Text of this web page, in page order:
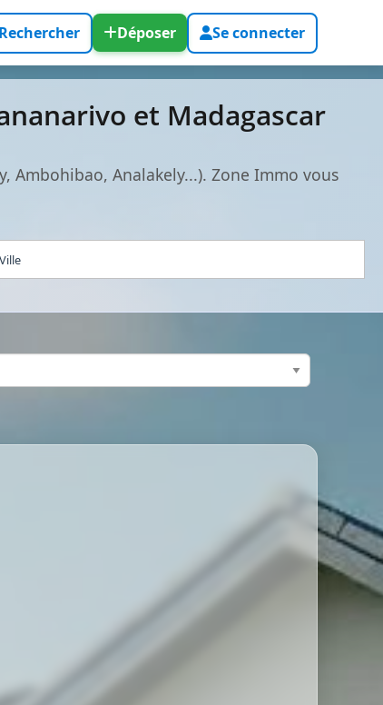
Rechercher Déposer Se connecter
et Madagascar
Ambohibao, Analakely...). Zone Immo vous